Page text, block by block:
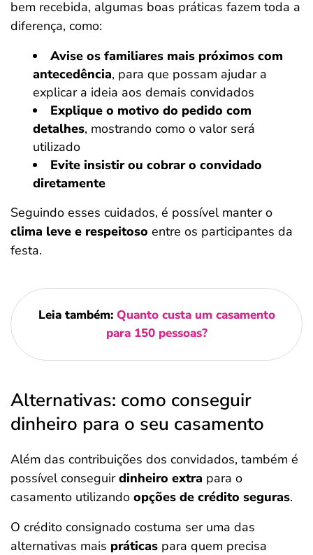
bem recebida, algumas boas práticas fazem toda a
diferença, como:
Avise os familiares mais próximos com
antecedência, para que possam ajudar a
explicar a ideia aos demais convidados
Explique o motivo do pedido com
detalhes, mostrando como o valor será
utilizado
Evite insistir ou cobrar o convidado
diretamente
Seguindo esses cuidados, é possível manter o
clima leve e respeitoso entre os participantes da
festa.
Leia também: Quanto custa um casamento
para 150 pessoas?
Alternativas: como conseguir
dinheiro para o seu casamento
Além das contribuições dos convidados, também é
possível conseguirdinheiro extra para o
casamento utilizando opções de crédito seguras.
O crédito consignado costuma ser uma das
alternativas mais práticas para quem precisa